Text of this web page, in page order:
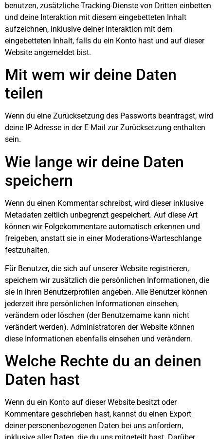
benutzen, zusätzliche Tracking-Dienste von Dritten einbetten
und deine Interaktion mit diesem eingebetteten Inhalt
aufzeichnen, inklusive deiner Interaktion mit dem
eingebetteten Inhalt, falls du ein Konto hast und auf dieser
Website angemeldet bist.
Mit wem wir deine Daten
teilen
Wenn du eine Zurücksetzung des Passworts beantragst, wird
deine IP-Adresse in der E-Mail zur Zurücksetzung enthalten
sein.
Wie lange wir deine Daten
speichern
Wenn du einen Kommentar schreibst, wird dieser inklusive
Metadaten zeitlich unbegrenzt gespeichert. Auf diese Art
können wir Folgekommentare automatisch erkennen und
freigeben, anstatt sie in einer Moderations-Warteschlange
festzuhalten.
Für Benutzer, die sich auf unserer Website registrieren,
speichern wir zusätzlich die persönlichen Informationen, die
sie in ihren Benutzerprofilen angeben. Alle Benutzer können
jederzeit ihre persönlichen Informationen einsehen,
verändern oder löschen (der Benutzername kann nicht
verändert werden). Administratoren der Website können
diese Informationen ebenfalls einsehen und verändern.
Welche Rechte du an deinen
Daten hast
Wenn du ein Konto auf dieser Website besitzt oder
Kommentare geschrieben hast, kannst du einen Export
deiner personenbezogenen Daten bei uns anfordern,